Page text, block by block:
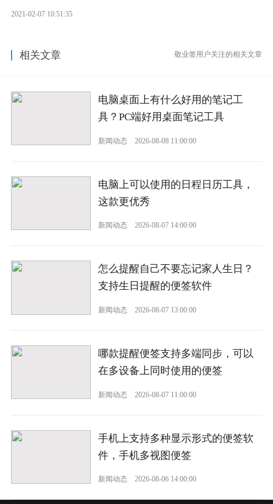
2021-02-07 10:51:35
相关文章 敬业签用户关注的相关文章
电脑桌面上有什么好用的笔记工
具？PC端好用桌面笔记工具
新闻动态 2026-08-08 11:00:00
电脑上可以使用的日程日历工具，
这款更优秀
新闻动态 2026-08-07 14:00:00
怎么提醒自己不要忘记家人生日？
支持生日提醒的便签软件
新闻动态 2026-08-07 13:00:00
哪款提醒便签支持多端同步，可以
在多设备上同时使用的便签
新闻动态 2026-08-07 11:00:00
手机上支持多种显示形式的便签软
件，手机多视图便签
新闻动态 2026-08-06 14:00:00